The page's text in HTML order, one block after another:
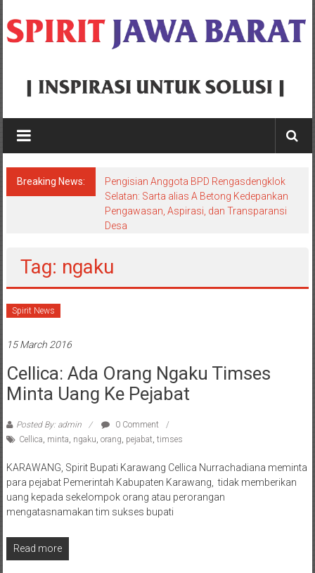
to
content
Spirit
Jawa
Barat
Inspirasi
Breaking News:
Pengisian Anggota BPD Rengasdengklok
Selatan: Sarta alias A Betong Kedepankan
Pengawasan, Aspirasi, dan Transparansi
Desa
Tag: ngaku
Spirit News
15 March 2016
Cellica: Ada Orang Ngaku Timses
Minta Uang Ke Pejabat
Posted By: admin
0 Comment
Cellica minta ngaku orang pejabat timses
KARAWANG, Spirit Bupati Karawang Cellica Nurrachadiana meminta
para pejabat Pemerintah Kabupaten Karawang, tidak memberikan
uang kepada sekelompok orang atau perorangan
mengatasnamakan tim sukses bupati
Read more